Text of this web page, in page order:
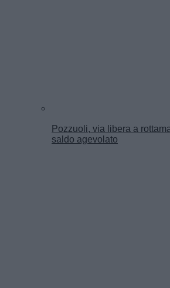
Pozzuoli, via libera a
saldo agevolato